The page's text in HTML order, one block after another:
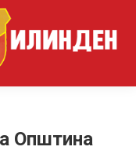
Општина